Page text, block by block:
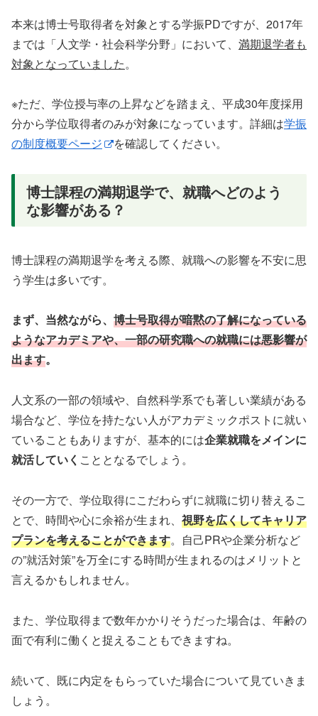
本来は博士号取得者を対象とする学振PDですが、2017年
までは「人文学・社会科学分野」において、 満期退学者も
対象となっていました。
※ただ、学位授与率の上昇などを踏まえ、平成30年度採用
分から学位取得者のみが対象になっています。詳細は学振
の制度概要ページ
を確認してください。
博士課程の満期退学で、就職へどのよう
な影響がある？
博士課程の満期退学を考える際、就職への影響を不安に思
う学生は多いです。
まず、当然ながら、 博士号取得が暗黙の了解になっている
ようなアカデミアや、一部の研究職への就職には悪影響が
出ます。
人文系の一部の領域や、自然科学系でも著しい業績がある
場合など、学位を持たない人がアカデミックポストに就い
ていることもありますが、基本的には企業就職をメインに
就活していく こととなるでしょう。
その一方で、学位取得にこだわらずに就職に切り替えるこ
とで、時間や心に余裕が生まれ、 視野を広くしてキャリア
プランを考えることができます。自己PRや企業分析など
の”就活対策”を万全にする時間が生まれるのはメリットと
言えるかもしれません。
また、学位取得まで数年かかりそうだった場合は、年齢の
面で有利に働くと捉えることもできますね。
続いて、既に内定をもらっていた場合について見ていきま
しょう。